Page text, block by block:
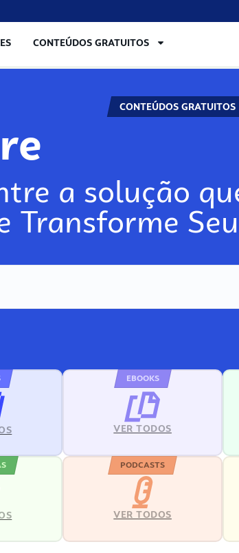
CONTEÚDOS GRATUITOS
CONTEÚDOS GRATUITOS
a solução
Transforme
EBOOKS
VER TODOS
PODCASTS
VER TODOS